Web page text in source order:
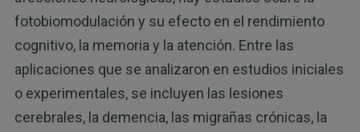
fotobiomodulación y su efecto en el rendimiento
cognitivo, la memoria y la atención. Entre las
aplicaciones que se analizaron en estudios iniciales
o experimentales, se incluyen las lesiones
cerebrales, la demencia, las migrañas crónicas, la